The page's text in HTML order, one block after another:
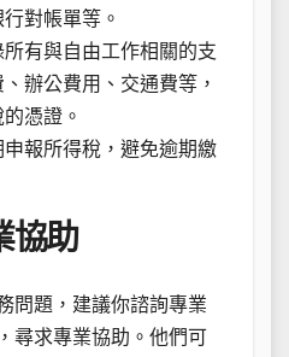
對帳單等。
所有與自由工作相關的支
辦公費用、交通費等，
憑證。
申報所得稅，避免逾期繳
協助
問題，建議你諮詢專業
尋求專業協助。他們可